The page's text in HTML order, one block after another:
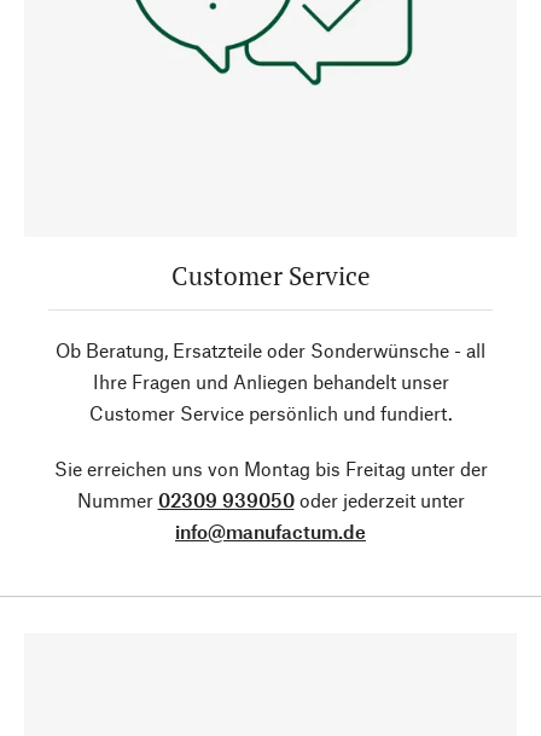
Customer Service
Ob Beratung, Ersatzteile oder Sonderwünsche - all
Ihre Fragen und Anliegen behandelt unser
Customer Service persönlich und fundiert.
Sie erreichen uns von Montag bis Freitag unter der
Nummer 02309 939050oder jederzeit unter
info@manufactum.de